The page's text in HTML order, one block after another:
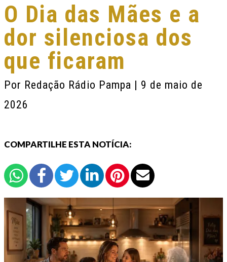
O Dia das Mães e a
dor silenciosa dos
que ficaram
Por Redação Rádio Pampa | 9 de maio de
2026
COMPARTILHE ESTA NOTÍCIA: